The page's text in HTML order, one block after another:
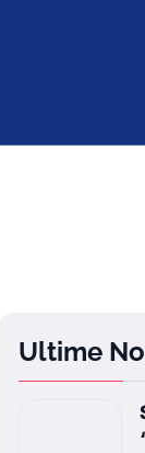
Ultime